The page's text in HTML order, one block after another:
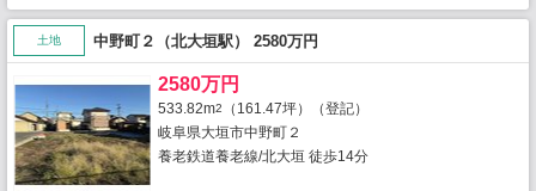
土地 中野町２（北大垣駅） 2580万円
2580万円
533.82m2
（161.47坪）（登記）
岐阜県大垣市中野町２
養老鉄道養老線/北大垣 徒歩14分